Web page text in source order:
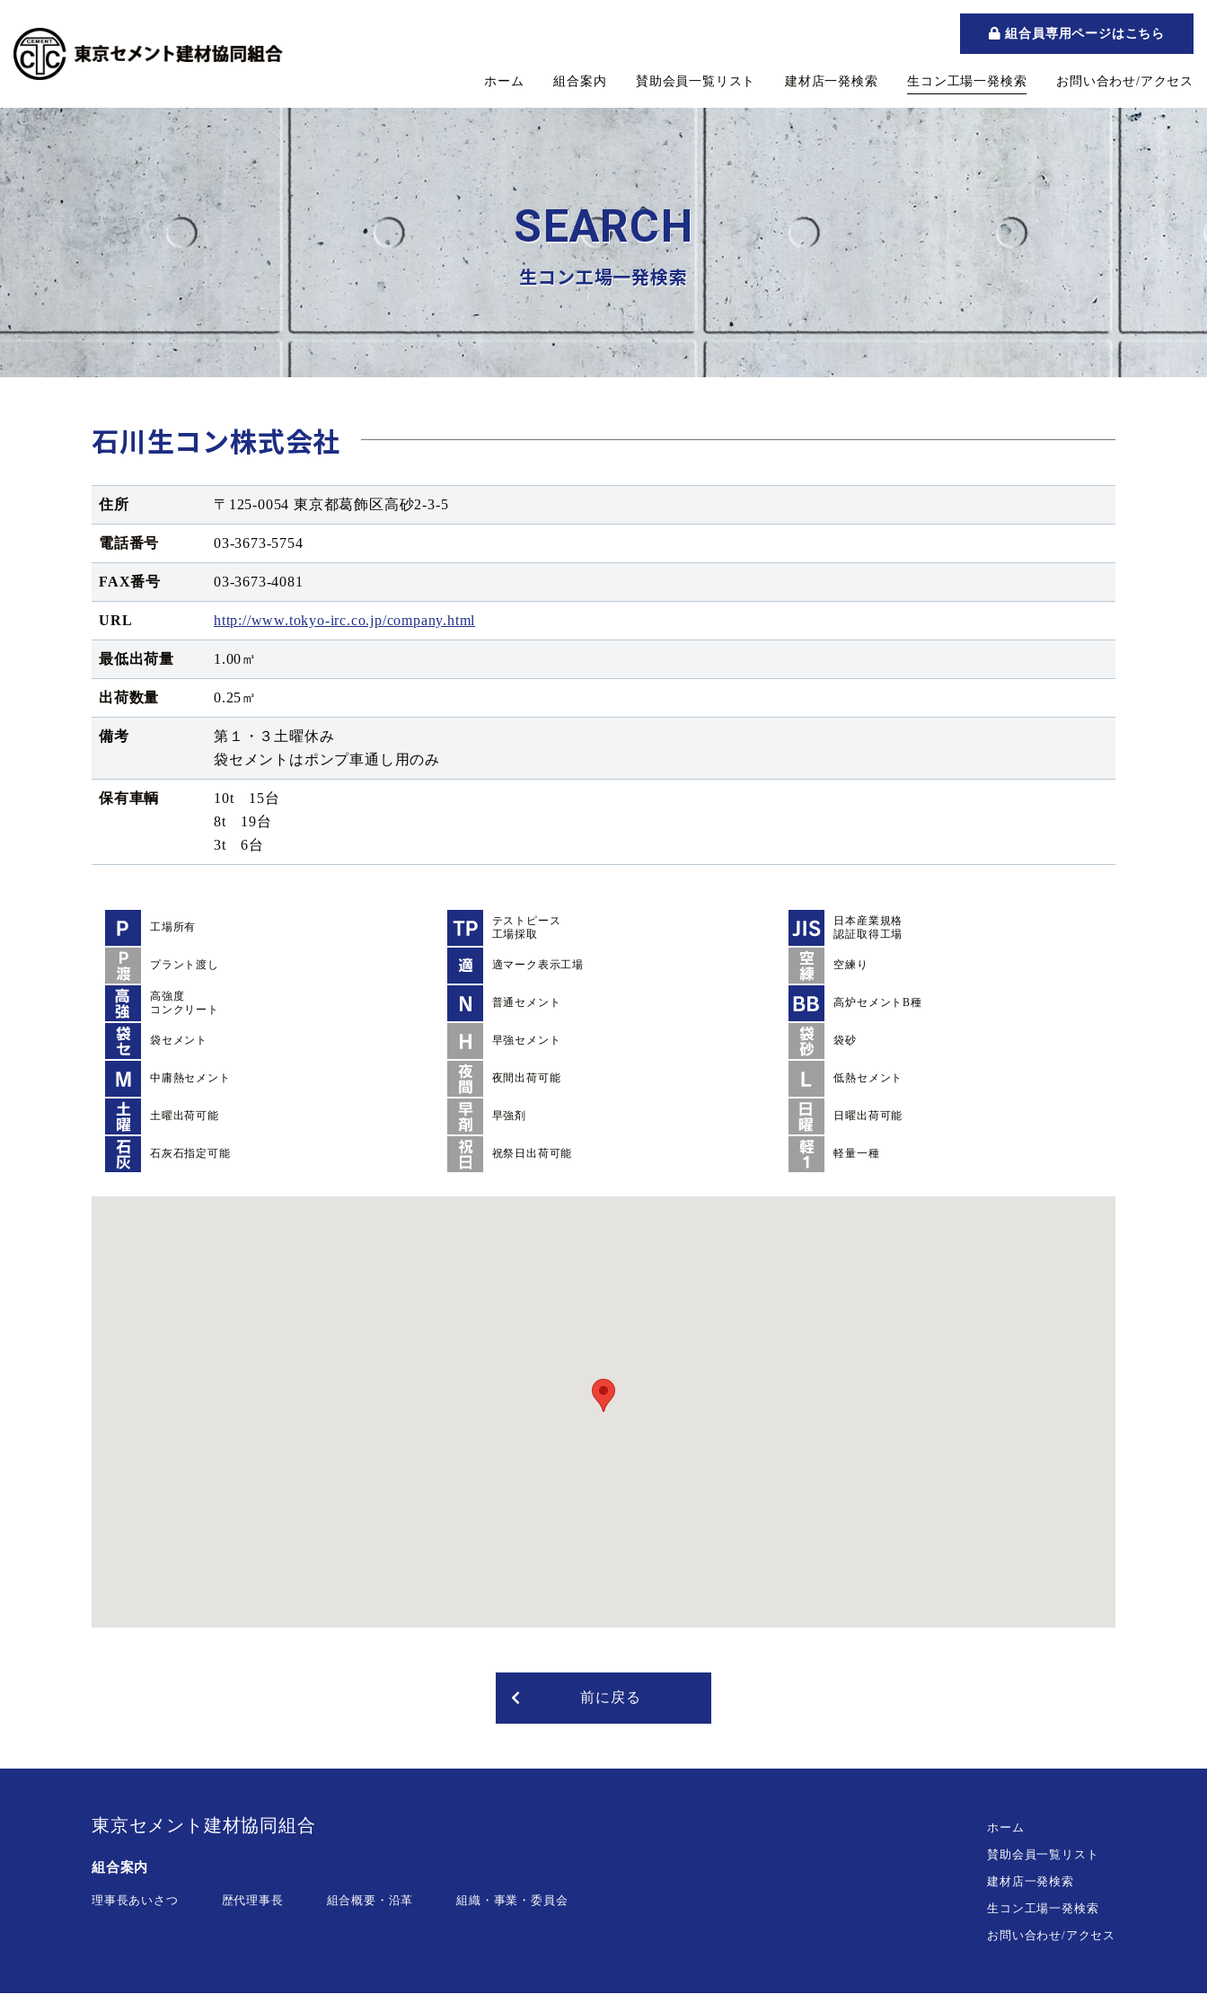
組合員専用ページはこちら
ホーム 組合案内 賛助会員一覧リスト 建材店一発検索 生コン工場一発検索 お問い合わせ/アクセス
SEARCH
生コン工場一発検索
石川生コン株式会社
住所 〒125-0054 東京都葛飾区高砂2-3-5
電話番号 03-3673-5754
FAX番号 03-3673-4081
URL http://www.tokyo-irc.co.jp/company.html
最低出荷量 1.00㎥
出荷数量 0.25㎥
備考
第１・３土曜休み
袋セメントはポンプ車通し用のみ
保有車輌
10t 15台
8t 19台
3t 6台
工場所有
テストピース
工場採取
日本産業規格
認証取得工場
プラント渡し 適マーク表示工場 空練り
高強度
コンクリート
普通セメント 高炉セメントB種
袋セメント 早強セメント 袋砂
中庸熱セメント 夜間出荷可能 低熱セメント
土曜出荷可能 早強剤 日曜出荷可能
石灰石指定可能 祝祭日出荷可能 軽量一種
前に戻る
東京セメント建材協同組合
組合案内
理事長あいさつ 歴代理事長 組合概要・沿革 組織・事業・委員会
ホーム
賛助会員一覧リスト
建材店一発検索
生コン工場一発検索
お問い合わせ/アクセス